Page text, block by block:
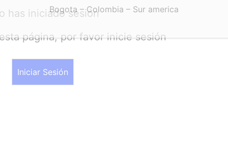
has iniciado sesión
página, por favor inicie sesión
Iniciar Sesión
Bogota – Colombia – Sur america